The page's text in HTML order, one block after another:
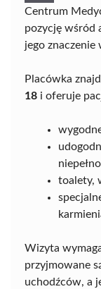
Centrum
pozycję wśród
jego
Placówka
18 i oferuje
toalety,
Wizyta
przyjmowane
uchodźców, a